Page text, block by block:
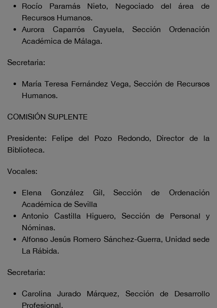
Rocío Paramás Nieto, Negociado del área de
Recursos Humanos.
Aurora Caparrós Cayuela, Sección Ordenación
Académica de Málaga.
Secretaria:
María Teresa Fernández Vega, Sección de Recursos
Humanos.
COMISIÓN SUPLENTE
Presidente: Felipe del Pozo Redondo, Director de la
Biblioteca.
Vocales:
Elena González Gil, Sección de Ordenación
Académica de Sevilla
Antonio Castilla Higuero, Sección de Personal y
Nóminas.
Alfonso Jesús Romero Sánchez-Guerra, Unidad sede
La Rábida.
Secretaria:
Carolina Jurado Márquez, Sección de Desarrollo
Profesional.